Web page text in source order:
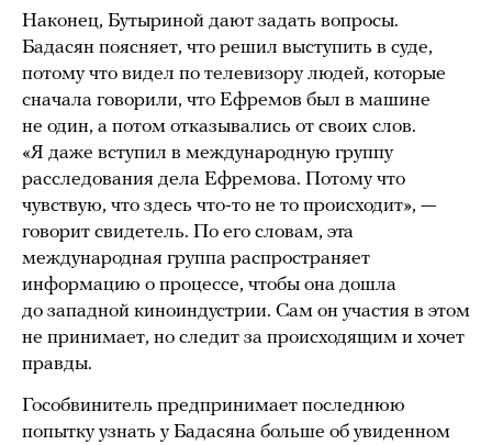
Наконец, Бутыриной дают задать вопросы.
Бадасян поясняет, что решил выступить в суде,
потому что видел по телевизору людей, которые
сначала говорили, что Ефремов был в машине
не один, а потом отказывались от своих слов.
«Я даже вступил в международную группу
расследования дела Ефремова. Потому что
чувствую, что здесь что-то не то происходит», —
говорит свидетель. По его словам, эта
международная группа распространяет
информацию о процессе, чтобы она дошла
до западной киноиндустрии. Сам он участия в этом
не принимает, но следит за происходящим и хочет
правды.
Гособвинитель предпринимает последнюю
попытку узнать у Бадасяна больше об увиденном